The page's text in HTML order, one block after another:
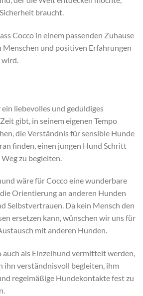
braucht.
Cocco in einem passenden Zuhause
und positiven Erfahrungen
wird.
liebevolles und geduldiges
gibt, in seinem eigenen Tempo
die Verständnis für sensible Hunde
finden, einen jungen Hund Schritt
zu begleiten.
wäre für Cocco eine wunderbare
Orientierung an anderen Hunden
Selbstvertrauen. Da kein Mensch den
ersetzen kann, wünschen wir uns für
mit anderen Hunden.
auch als Einzelhund vermittelt werden,
ihn verständnisvoll begleiten, ihm
regelmäßige Hundekontakte fest zu